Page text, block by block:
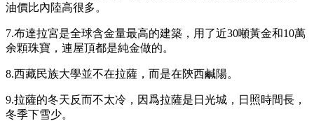
油價比內陸高很多。
7.布達拉宮是全球含金量最高的建築，用了近30噸黃金和10萬
余顆珠寶，連屋頂都是純金做的。
8.西藏民族大學並不在拉薩，而是在陝西鹹陽。
9.拉薩的冬天反而不太冷，因爲拉薩是日光城，日照時間長，
冬季下雪少。